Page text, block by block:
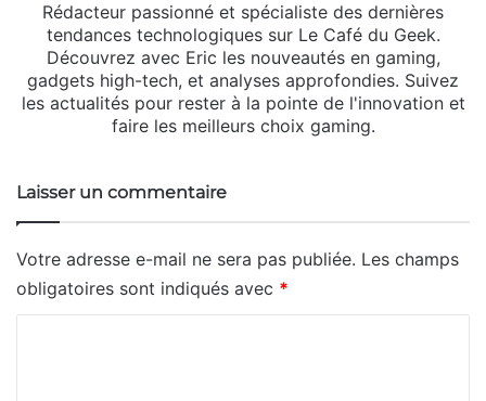
Rédacteur passionné et spécialiste des dernières
tendances technologiques sur Le Café du Geek.
Découvrez avec Eric les nouveautés en gaming,
gadgets high-tech, et analyses approfondies. Suivez
les actualités pour rester à la pointe de l'innovation et
faire les meilleurs choix gaming.
Laisser un commentaire
Votre adresse e-mail ne sera pas publiée. Les champs
obligatoires sont indiqués avec *